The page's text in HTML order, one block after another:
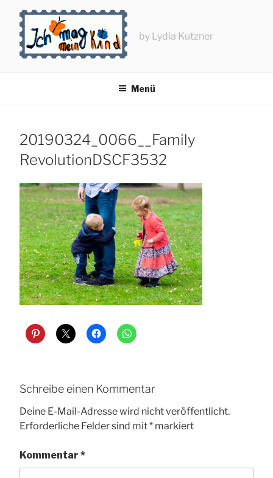
Inhalt
springen
by Lydia Kutzner
Menü
20190324_0066__Family
RevolutionDSCF3532
Schreibe einen Kommentar
Deine E-Mail-Adresse wird nicht veröffentlicht.
Erforderliche Felder sind mit* markiert
Kommentar *